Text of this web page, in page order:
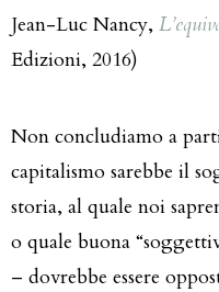
Jean-Luc Nancy,
Edizioni, 2016)
Non concludiamo a
capitalismo sarebbe il
storia, al quale noi
o quale buona
– dovrebbe essere